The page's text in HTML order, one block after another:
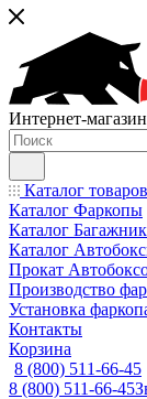
Интернет-
Каталог товаров
Каталог Фаркопы
Каталог
Каталог
Прокат
Производство
Установка
Контакты
Корзина
8 (800) 511-66-45
8 (800) 511-66-45